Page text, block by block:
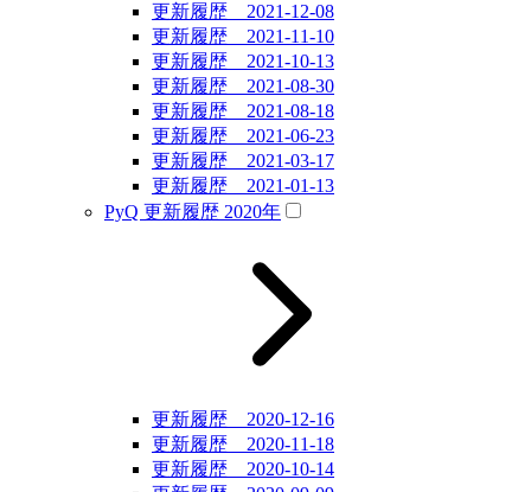
更新履歴 2021-12-08
更新履歴 2021-11-10
更新履歴 2021-10-13
更新履歴 2021-08-30
更新履歴 2021-08-18
更新履歴 2021-06-23
更新履歴 2021-03-17
更新履歴 2021-01-13
PyQ 更新履歴 2020年
更新履歴 2020-12-16
更新履歴 2020-11-18
更新履歴 2020-10-14